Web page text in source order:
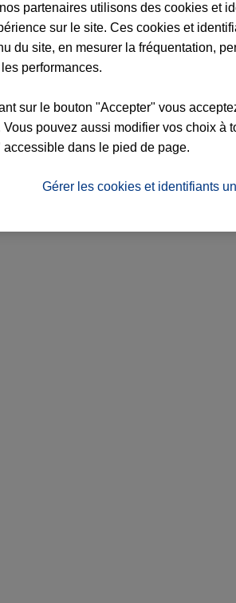
chat
Conseils animal de compagnie
Protection juridique immobilière
partenaires utilisons des cookies et
sur le site. Ces cookies et
du site, en mesurer la fréquentation,
performances.
sur le bouton "Accepter" vous
Vous pouvez aussi modifier vos choix à
accessible dans le pied de page.
Gérer les cookies et identifiants